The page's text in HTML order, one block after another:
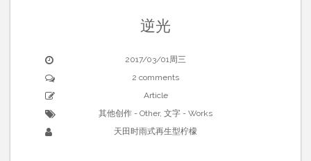
逆光
2017/03/01周三
2 comments
Article
其他创作 - Other, 文字 - Works
天田时雨式再生型柠檬